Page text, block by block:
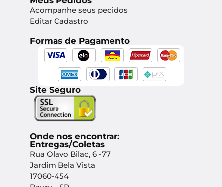
Acompanhe seus pedidos
Editar Cadastro
Formas de Pagamento
Site Seguro
Onde nos encontrar:
Entregas/Coletas
Rua Olavo Bilac, 6 -77
Jardim Bela Vista
17060-454